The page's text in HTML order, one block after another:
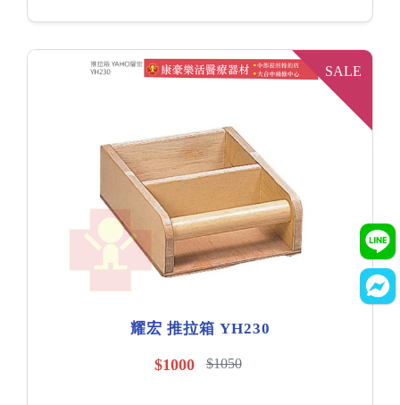
SALE
耀宏 推拉箱 YH230
$1000 $1050